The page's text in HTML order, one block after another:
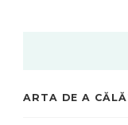
ARTA DE A